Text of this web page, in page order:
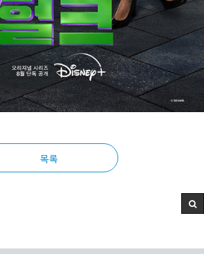
목록